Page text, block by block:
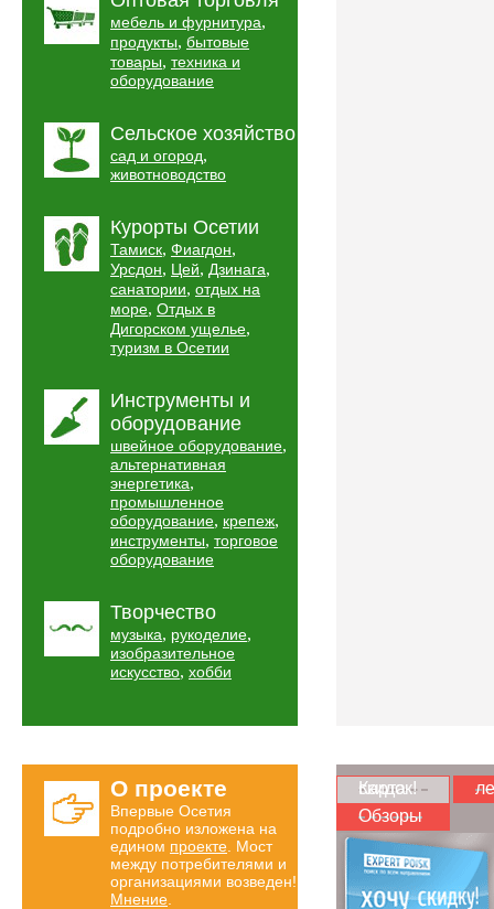
мебель и фурнитура,
продукты, бытовые
товары, техника и
оборудование
Сельское хозяйство
сад и огород,
животноводство
Курорты Осетии
Тамиск, Фиагдон,
Урсдон, Цей, Дзинага,
санатории, отдых на
море, Отдых в
Дигорском ущелье,
туризм в Осетии
Инструменты и
оборудование
швейное оборудование,
альтернативная
энергетика,
промышленное
оборудование, крепеж,
инструменты, торговое
оборудование
Творчество
музыка, рукоделие,
изобразительное
искусство, хобби
О проекте
Впервые Осетия
подробно изложена на
едином проекте . Мост
между потребителями и
организациями возведен!
Мнение
Карта скидок!
Обзоры